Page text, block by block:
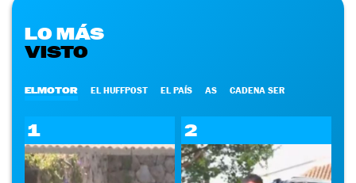
LO MÁS
VISTO
ELMOTOR EL HUFFPOST EL PAÍS AS CADENA SER
1 2